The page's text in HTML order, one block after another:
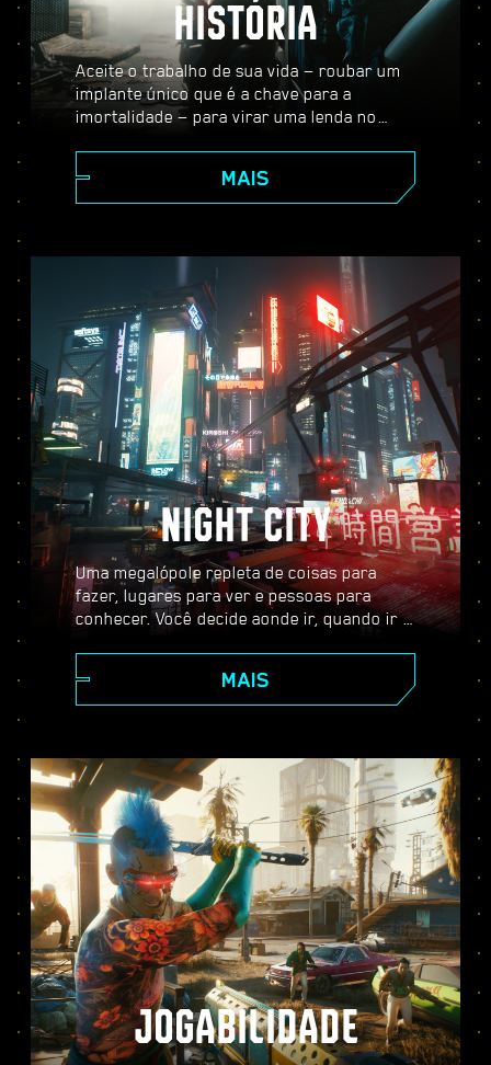
HISTÓRIA
Aceite o trabalho de sua vida — roubar um
implante único que é a chave para a
imortalidade — para virar uma lenda no
pessoas ao seu redor. Aceite uma variedade
de serviços para ir de mercenário
desvenda os mistérios do inestimável
implante tão cobiçado por todos.
MAIS
NIGHT CITY
Uma megalópole repleta de coisas para
fazer, lugares para ver e pessoas para
conhecer. Você decide aonde ir, quando ir e
territórios das Terras Baldias, Night City
está repleta de segredos por descobrir.
MAIS
JOGABILIDADE